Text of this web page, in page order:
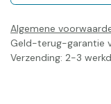
Algemene
Geld-terug-garantie
Verzending: 2-3